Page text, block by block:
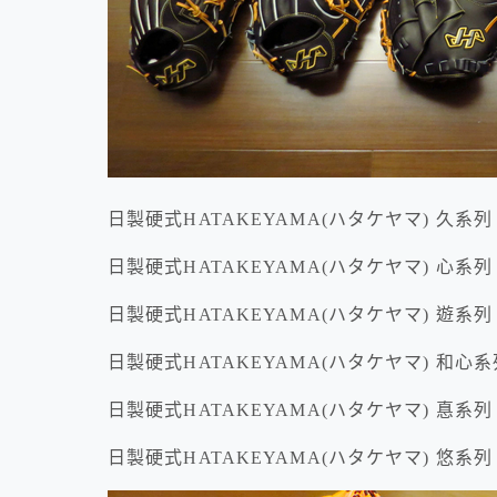
日製硬式HATAKEYAMA(ハタケヤマ) 久系列
日製硬式HATAKEYAMA(ハタケヤマ) 心系列
日製硬式HATAKEYAMA(ハタケヤマ) 遊系列
日製硬式HATAKEYAMA(ハタケヤマ) 和心系
日製硬式HATAKEYAMA(ハタケヤマ) 惪系列
日製硬式HATAKEYAMA(ハタケヤマ) 悠系列